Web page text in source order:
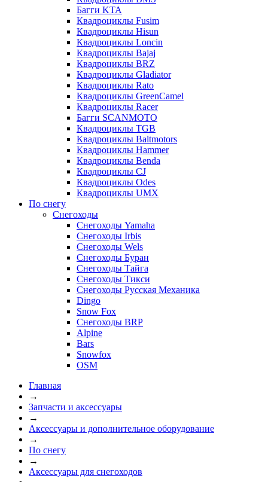
Багги KTA
Квадроциклы Fusim
Квадроциклы Hisun
Квадроциклы Loncin
Квадроциклы Bajaj
Квадроциклы BRZ
Квадроциклы Gladiator
Квадроциклы Rato
Квадроциклы GreenCamel
Квадроциклы Racer
Багги SCANMOTO
Квадроциклы TGB
Квадроциклы Baltmotors
Квадроциклы Hammer
Квадроциклы Benda
Квадроциклы CJ
Квадроциклы Odes
Квадроциклы UMX
По снегу
Снегоходы
Снегоходы Yamaha
Снегоходы Irbis
Снегоходы Wels
Снегоходы Буран
Снегоходы Тайга
Снегоходы Тикси
Снегоходы Русская Механика
Dingo
Snow Fox
Снегоходы BRP
Alpine
Bars
Snowfox
OSM
Главная
→
Запчасти и аксессуары
→
Аксессуары и дополнительное оборудование
→
По снегу
→
Аксессуары для снегоходов